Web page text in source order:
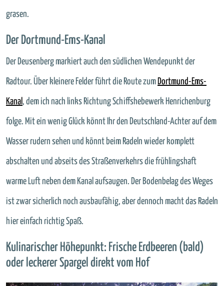
grasen.
Der Dortmund-Ems-Kanal
Der Deusenberg markiert auch den südlichen Wendepunkt der
Radtour. Über kleinere Felder führt die Route zum Dortmund-Ems-
Kanal , dem ich nach links Richtung Schiffshebewerk Henrichenburg
folge. Mit ein wenig Glück könnt Ihr den Deutschland-Achter auf dem
Wasser rudern sehen und könnt beim Radeln wieder komplett
abschalten und abseits des Straßenverkehrs die frühlingshaft
warme Luft neben dem Kanal aufsaugen. Der Bodenbelag des Weges
ist zwar sicherlich noch ausbaufähig, aber dennoch macht das Radeln
hier einfach richtig Spaß.
Kulinarischer Höhepunkt: Frische Erdbeeren (bald)
oder leckerer Spargel direkt vom Hof